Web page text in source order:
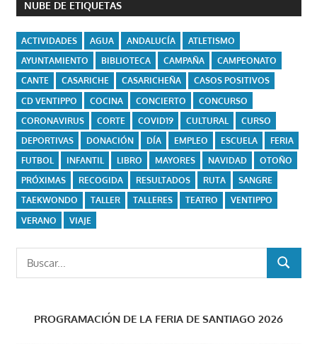
NUBE DE ETIQUETAS
ACTIVIDADES AGUA ANDALUCÍA
ATLETISMO
AYUNTAMIENTO
BIBLIOTECA CAMPAÑA
CAMPEONATO
CANTE
CASARICHE CASARICHEÑA
CASOS POSITIVOS
CD VENTIPPO
COCINA CONCIERTO
CONCURSO
CORONAVIRUS
CORTE COVID19 CULTURAL
CURSO
DEPORTIVAS
DONACIÓN DÍA EMPLEO ESCUELA
FERIA
FUTBOL
INFANTIL LIBRO MAYORES NAVIDAD
OTOÑO
PRÓXIMAS
RECOGIDA RESULTADOS RUTA
SANGRE
TAEKWONDO
TALLER TALLERES TEATRO
VENTIPPO
VERANO
VIAJE
BUSCAR
PROGRAMACIÓN DE LA FERIA DE SANTIAGO 2026